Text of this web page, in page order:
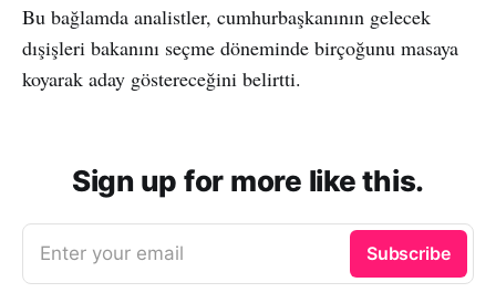
Bu bağlamda analistler, cumhurbaşkanının gelecek
dışişleri bakanını seçme döneminde birçoğunu masaya
koyarak aday göstereceğini belirtti.
Sign up for more like this.
Enter your email Subscribe